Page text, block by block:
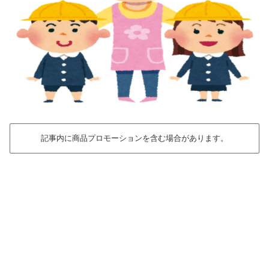
記事内に商品プロモーションを含む場合があります。